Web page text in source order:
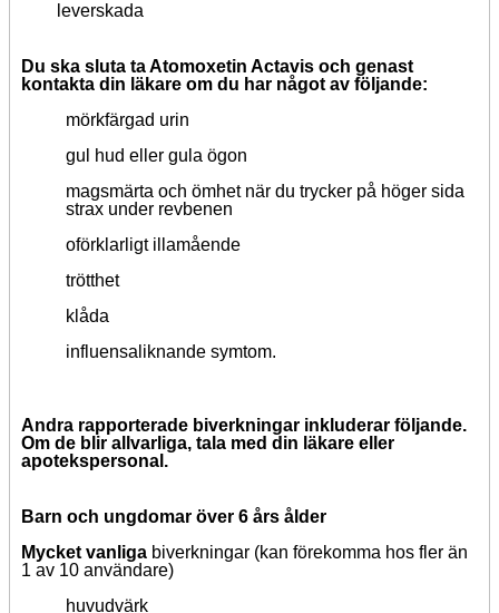
leverskada
Du ska sluta ta Atomoxetin Actavis och genast
kontakta din läkare om du har något av följande:
mörkfärgad urin
gul hud eller gula ögon
magsmärta och ömhet när du trycker på höger sida
strax under revbenen
oförklarligt illamående
trötthet
klåda
influensaliknande symtom.
Andra rapporterade biverkningar inkluderar följande.
Om de blir allvarliga, tala med din läkare eller
apotekspersonal.
Barn och ungdomar över 6 års ålder
Mycket vanliga biverkningar (kan förekomma hos fler än
1 av 10 användare)
huvudvärk